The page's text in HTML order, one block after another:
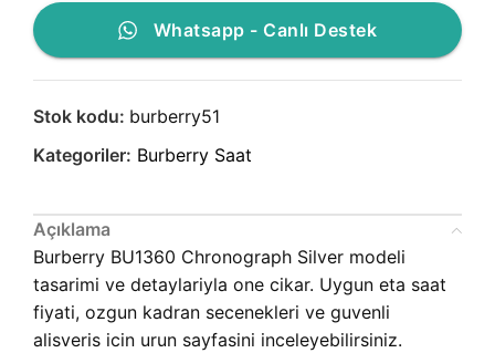
Whatsapp - Canlı Destek
Stok kodu: burberry51
Kategoriler: Burberry Saat
Açıklama
Burberry BU1360 Chronograph Silver modeli
tasarimi ve detaylariyla one cikar. Uygun eta saat
fiyati, ozgun kadran secenekleri ve guvenli
alisveris icin urun sayfasini inceleyebilirsiniz.